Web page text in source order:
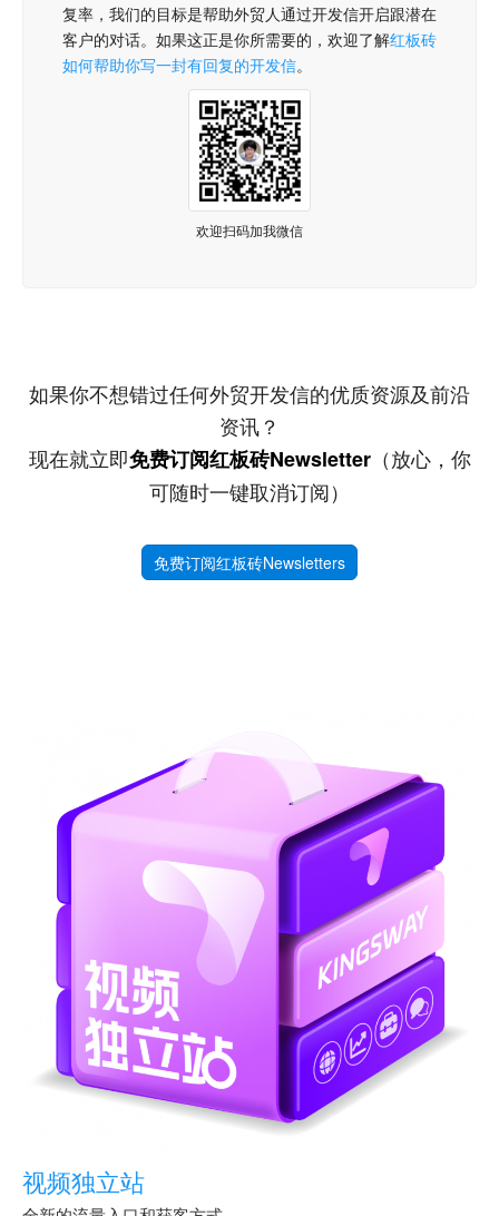
复率，我们的目标是帮助外贸人通过开发信开启跟潜在
客户的对话。如果这正是你所需要的，欢迎了解红板砖
如何帮助你写一封有回复的开发信。
欢迎扫码加我微信
如果你不想错过任何外贸开发信的优质资源及前沿
资讯？
现在就立即免费订阅红板砖Newsletter（放心，你
可随时一键取消订阅）
免费订阅红板砖Newsletters
视频独立站